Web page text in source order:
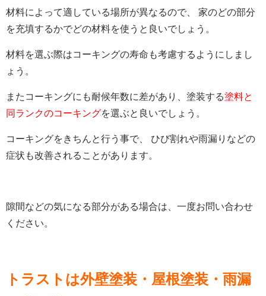
材料によって適している場所が異なるので、 家のどの部分
を充填するかでどの材料を使うと良いでしょう。
材料を選ぶ際はコーキングの寿命も考慮するようにしまし
ょう。
またコーキングにも耐候年数に差があり、塗装する塗料と
同ランクのコーキングを選ぶと良いでしょう。
コーキングをきちんと行う事で、 ひび割れや雨漏りなどの
症状も改善されることがあります。
隙間などの気になる部分がある場合は、一度お問い合わせ
ください。
トラストは外壁塗装・屋根塗装・雨漏